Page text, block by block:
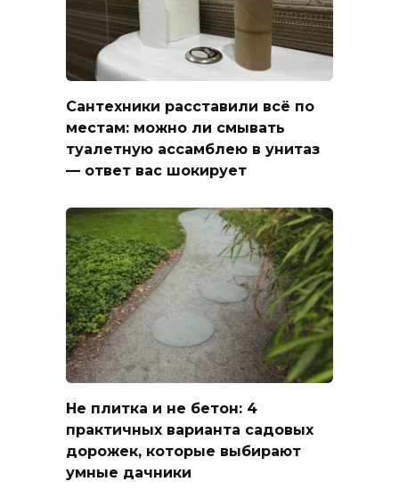
Сантехники расставили всё по
местам: можно ли смывать
туалетную ассамблею в унитаз
— ответ вас шокирует
Не плитка и не бетон: 4
практичных варианта садовых
дорожек, которые выбирают
умные дачники